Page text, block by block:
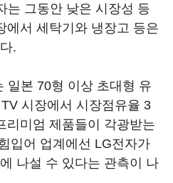
는 그동안 낮은 시장성 등
에서 세탁기와 냉장고 등은
.
일본 70형 이상 초대형 유
시장에서 시장점유율 3
리미엄 제품들이 각광받는
입어 업계에선 LG전자가
나설 수 있다는 관측이 나